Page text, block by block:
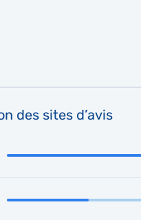
des sites d’avis